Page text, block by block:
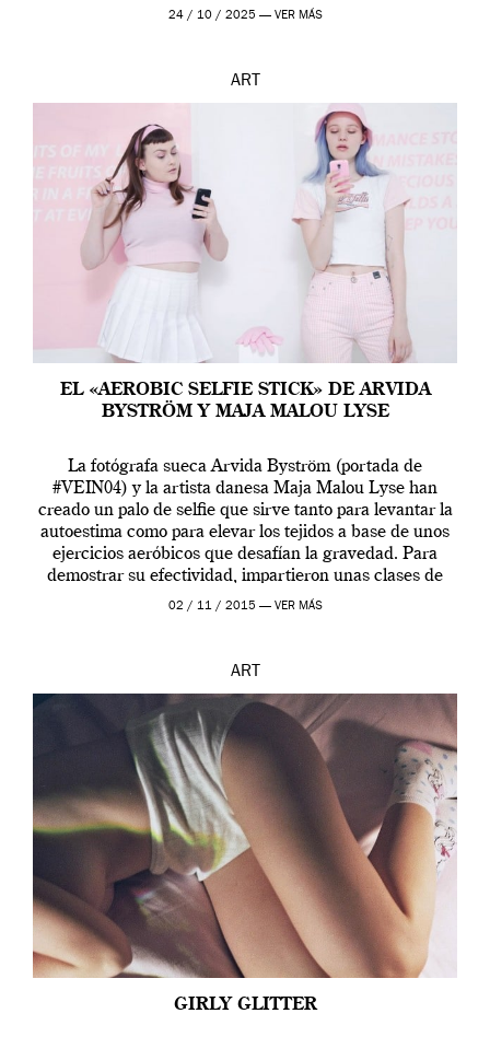
24 / 10 / 2025 — VER MÁS
ART
EL «AEROBIC SELFIE STICK» DE ARVIDA
BYSTRÖM Y MAJA MALOU LYSE
La fotógrafa sueca Arvida Byström (portada de
#VEIN04) y la artista danesa Maja Malou Lyse han
creado un palo de selfie que sirve tanto para levantar la
autoestima como para elevar los tejidos a base de unos
ejercicios aeróbicos que desafían la gravedad. Para
demostrar su efectividad, impartieron unas clases de
prueba en el Tate […]
02 / 11 / 2015 — VER MÁS
ART
GIRLY GLITTER